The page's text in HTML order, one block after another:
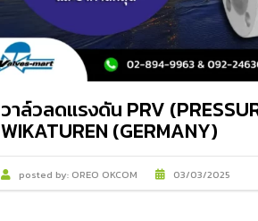
วาล์วลดแรงดัน PRV
WIKATUREN (GERMANY)
posted by: OREO OKCOM 03/03/2025